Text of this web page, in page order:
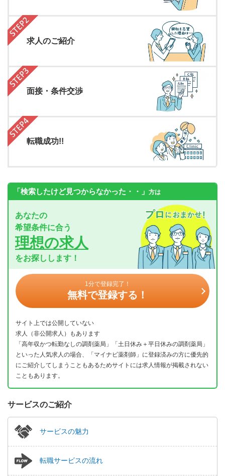
求人のご紹介
面接・条件交渉
転職成功!!
「検索したけど見つからなかった・・」 方は
あなたの
希望条件に合う
理想の求人
をお探しします！
1分で登録完了！
無料で登録する！
サイト上では公開していない
求人（非公開求人）もあります
「高年収かつ転勤なしの調剤薬局」「土日休み＋平日休みの調剤薬局」
といった人気求人の場合、「マイナビ薬剤師」に登録済みの方に優先的
にご紹介してしまうこともあるためサイトには求人情報が掲載されない
こともあります。
サービスのご紹介
サービスの魅力
転職サービスの流れ